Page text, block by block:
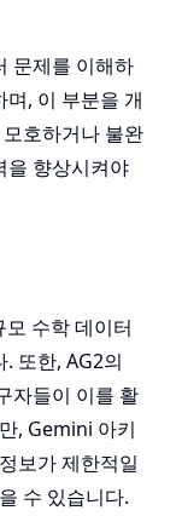
문제를 이해하
, 이 부분을 개
호하거나 불완
을 향상시켜야
수학 데이터
또한, AG2의
자들이 이를 활
, Gemini 아키
보가 제한적일
수 있습니다.